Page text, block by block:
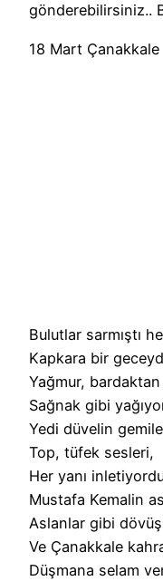
gönderebilirsiniz..
18 Mart Çanakkale
Bulutlar sarmıştı
Kapkara bir
Yağmur, bardaktan
Sağnak gibi
Yedi düvelin
Top, tüfek sesleri,
Her yanı
Mustafa Kemalin
Aslanlar gibi
Ve Çanakkale
Düşmana selam